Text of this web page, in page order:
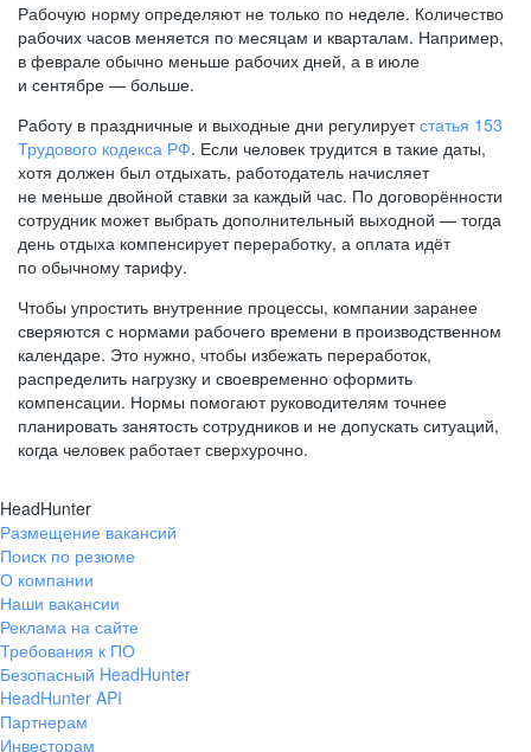
Рабочую норму определяют не только по неделе. Количество
рабочих часов меняется по месяцам и кварталам. Например,
в феврале обычно меньше рабочих дней, а в июле
и сентябре — больше.
Работу в праздничные и выходные дни регулируетстатья 153
Трудового кодекса РФ. Если человек трудится в такие даты,
хотя должен был отдыхать, работодатель начисляет
не меньше двойной ставки за каждый час. По договорённости
сотрудник может выбрать дополнительный выходной — тогда
день отдыха компенсирует переработку, а оплата идёт
по обычному тарифу.
Чтобы упростить внутренние процессы, компании заранее
сверяются с нормами рабочего времени в производственном
календаре. Это нужно, чтобы избежать переработок,
распределить нагрузку и своевременно оформить
компенсации. Нормы помогают руководителям точнее
планировать занятость сотрудников и не допускать ситуаций,
когда человек работает сверхурочно.
HeadHunter
Размещение вакансий
Поиск по резюме
О компании
Наши вакансии
Реклама на сайте
Требования к ПО
Безопасный HeadHunter
HeadHunter API
Партнерам
Инвесторам